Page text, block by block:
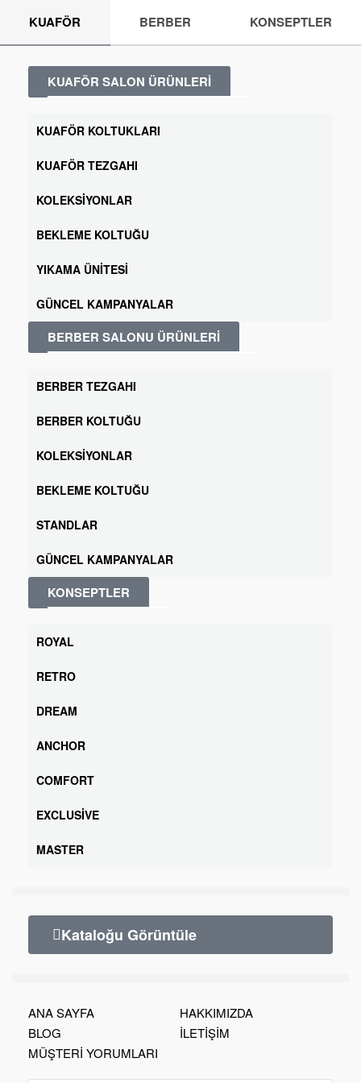
KUAFÖR BERBER KONSEPTLER
KUAFÖR SALON ÜRÜNLERİ
KUAFÖR KOLTUKLARI
KUAFÖR TEZGAHI
KOLEKSIYONLAR
BEKLEME KOLTUĞU
YIKAMA ÜNITESI
GÜNCEL KAMPANYALAR
BERBER SALONU ÜRÜNLERİ
BERBER TEZGAHI
BERBER KOLTUĞU
KOLEKSIYONLAR
BEKLEME KOLTUĞU
STANDLAR
GÜNCEL KAMPANYALAR
KONSEPTLER
ROYAL
RETRO
DREAM
ANCHOR
COMFORT
EXCLUSIVE
MASTER
Kataloğu Görüntüle
ANA SAYFA
HAKKIMIZDA
BLOG
İLETİŞİM
MÜŞTERİ YORUMLARI